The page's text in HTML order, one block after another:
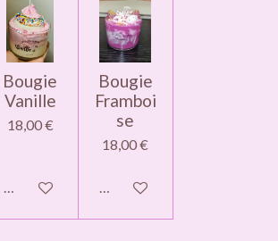
Bougie
Vanille
18,00 €
Ajouter au panier
Bougie
Framboi
se
18,00 €
Ajouter au panier